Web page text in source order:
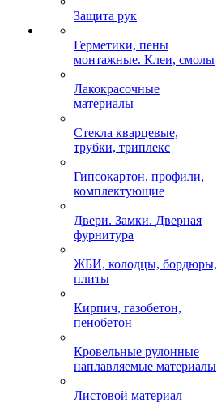
Защита рук
Герметики, пены
монтажные. Клеи, смолы
Лакокрасочные
материалы
Стекла кварцевые,
трубки, триплекс
Гипсокартон, профили,
комплектующие
Двери. Замки. Дверная
фурнитура
ЖБИ, колодцы, бордюры,
плиты
Кирпич, газобетон,
пенобетон
Кровельные рулонные
наплавляемые материалы
Листовой материал